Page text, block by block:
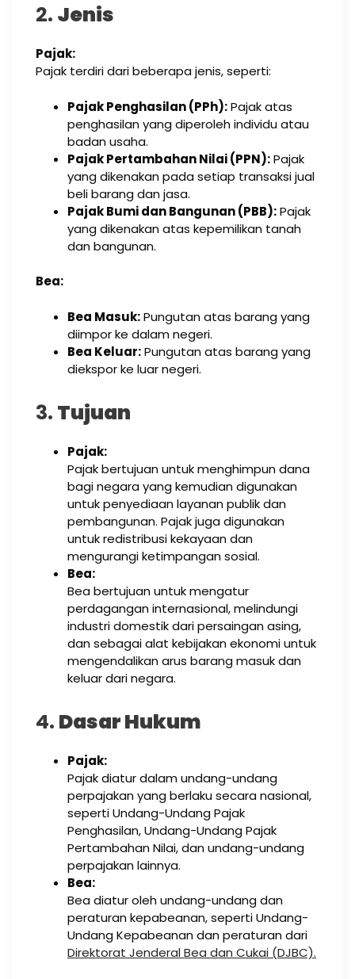
2. Jenis
Pajak:
Pajak terdiri dari beberapa jenis, seperti:
Pajak Penghasilan (PPh):Pajak atas
penghasilan yang diperoleh individu atau
badan usaha.
Pajak Pertambahan Nilai (PPN):Pajak
yang dikenakan pada setiap transaksi jual
beli barang dan jasa.
Pajak Bumi dan Bangunan (PBB):Pajak
yang dikenakan atas kepemilikan tanah
dan bangunan.
Bea:
Bea Masuk:Pungutan atas barang yang
diimpor ke dalam negeri.
Bea Keluar:Pungutan atas barang yang
diekspor ke luar negeri.
3. Tujuan
Pajak:
Pajak bertujuan untuk menghimpun dana
bagi negara yang kemudian digunakan
untuk penyediaan layanan publik dan
pembangunan. Pajak juga digunakan
untuk redistribusi kekayaan dan
mengurangi ketimpangan sosial.
Bea:
Bea bertujuan untuk mengatur
perdagangan internasional, melindungi
industri domestik dari persaingan asing,
dan sebagai alat kebijakan ekonomi untuk
mengendalikan arus barang masuk dan
keluar dari negara.
4. Dasar Hukum
Pajak:
Pajak diatur dalam undang-undang
perpajakan yang berlaku secara nasional,
seperti Undang-Undang Pajak
Penghasilan, Undang-Undang Pajak
Pertambahan Nilai, dan undang-undang
perpajakan lainnya.
Bea:
Bea diatur oleh undang-undang dan
peraturan kepabeanan, seperti Undang-
Undang Kepabeanan dan peraturan dari
Direktorat Jenderal Bea dan Cukai (DJBC).